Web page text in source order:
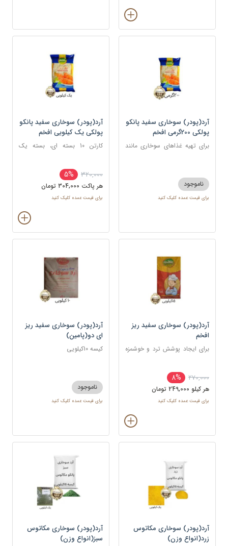
آرد(پودر) سوخاری سفید پانکو
پولکی 200گرمی افخم
برای تهیه غذاهای سوخاری مانند
ناموجود
برای قیمت عمده کلیک کنید
آرد(پودر) سوخاری سفید پانکو
پولکی یک کیلویی افخم
کارتن 10 بسته ای، بسته یک
320,000
5%
هر پاکت 304,000 تومان
برای قیمت عمده کلیک کنید
آرد(پودر) سوخاری سفید ریز
افخم
برای ایجاد پوشش ترد و خوشمزه
270,000
8%
هر کيلو 249,000 تومان
برای قیمت عمده کلیک کنید
آرد(پودر) سوخاری سفید ریز
ای دو(پامین)
کیسه 10کیلویی
ناموجود
برای قیمت عمده کلیک کنید
آرد(پودر) سوخاری مکاتوس
زرد(انواع وزن)
آرد(پودر) سوخاری مکاتوس
سبز(انواع وزن)